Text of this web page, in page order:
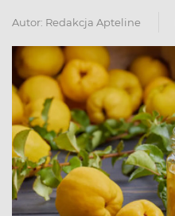
Autor: Redakcja Apteline